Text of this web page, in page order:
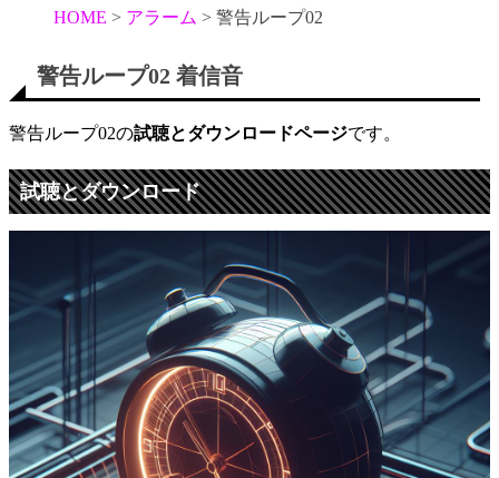
HOME アラーム 警告ループ02
警告ループ02 着信音
警告ループ02の試聴とダウンロードページです。
試聴とダウンロード